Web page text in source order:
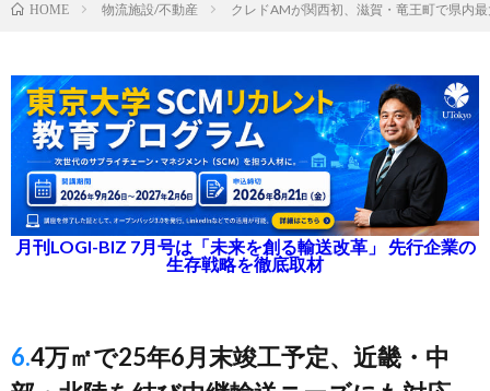
HOME 物流施設/不動産 クレドAMが関西初、滋賀・竜王町で県内
月刊LOGI-BIZ 7月号は「未来を創る輸送改革」 先行企業の
生存戦略を徹底取材
6.4万㎡で25年6月末竣工予定、近畿・中